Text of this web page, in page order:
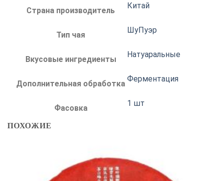
Страна производитель
Китай
Тип чая
ШуПуэр
Вкусовые ингредиенты
Натуаральные
Дополнительная обработка
Ферментация
Фасовка
1 шт
ПОХОЖИЕ